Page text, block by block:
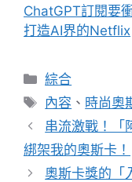
ChatGPT訂閱要
打造AI界的Netflix
分
類
綜合
標
籤
內容 、 時尚奧
串流激戰！「
綁架我的奧斯卡！
奧斯卡獎的「